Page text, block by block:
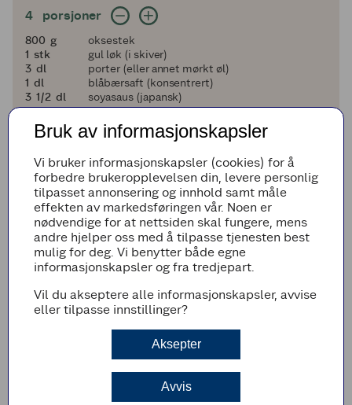
4 porsjoner
4 porsjoner
800
800 g
oksestek
11 stk
gul løk (i skiver)
3
3 dl
porter (eller annet mørkt øl)
11 dl
blåbærsaft (konsentrert)
3 og en halv
3 1/2 dl
soyasaus (japansk)
5
5 stk
einebær
stk
kjøttbuljong (terninger)
800
800 g
poteter
dl
matfløte
salt og pepper
fersk persille (til pynt)
friske blåbær
Legg til i handleliste
Fremgangsmetode
Legg steken i en kasserolle som passer fint til
steken (passe trang nærmere bestemt), og
tilsett løk, øl, blåbærsaft, soyasaus, einebær
og buljongterninger.
Bruk av informasjonskapsler
Vi bruker informasjonskapsler (cookies) for å
forbedre brukeropplevelsen din, levere personlig
tilpasset annonsering og innhold samt måle
effekten av markedsføringen vår. Noen er
nødvendige for at nettsiden skal fungere, mens
andre hjelper oss med å tilpasse tjenesten best
mulig for deg. Vi benytter både egne
informasjonskapsler og fra tredjepart.
Vil du akseptere alle informasjonskapsler, avvise
eller tilpasse innstillinger?
Aksepter
Avvis